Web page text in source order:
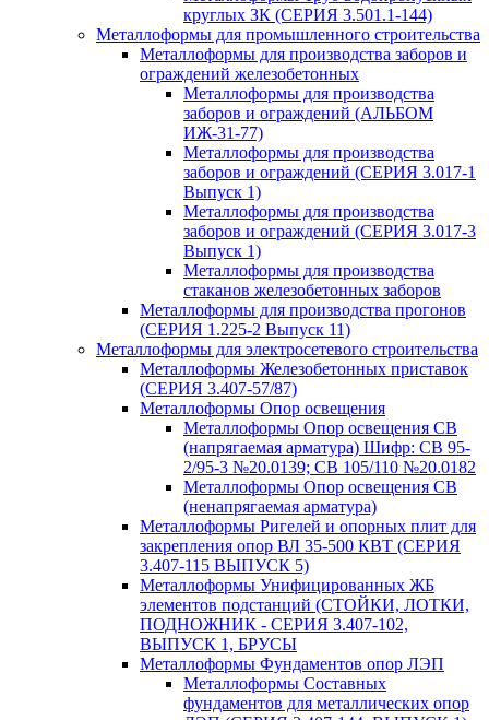
круглых ЗК (СЕРИЯ 3.501.1-144)
Металлоформы для промышленного строительства
Металлоформы для производства заборов и
ограждений железобетонных
Металлоформы для производства
заборов и ограждений (АЛЬБОМ
ИЖ-31-77)
Металлоформы для производства
заборов и ограждений (СЕРИЯ 3.017-1
Выпуск 1)
Металлоформы для производства
заборов и ограждений (СЕРИЯ 3.017-3
Выпуск 1)
Металлоформы для производства
стаканов железобетонных заборов
Металлоформы для производства прогонов
(СЕРИЯ 1.225-2 Выпуск 11)
Металлоформы для электросетевого строительства
Металлоформы Железобетонных приставок
(СЕРИЯ 3.407-57/87)
Металлоформы Опор освещения
Металлоформы Опор освещения СВ
(напрягаемая арматура) Шифр: СВ 95-
2/95-3 №20.0139; СВ 105/110 №20.0182
Металлоформы Опор освещения СВ
(ненапрягаемая арматура)
Металлоформы Ригелей и опорных плит для
закрепления опор ВЛ 35-500 КВТ (СЕРИЯ
3.407-115 ВЫПУСК 5)
Металлоформы Унифицированных ЖБ
элементов подстанций (СТОЙКИ, ЛОТКИ,
ПОДНОЖНИК - СЕРИЯ 3.407-102,
ВЫПУСК 1, БРУСЫ
Металлоформы Фундаментов опор ЛЭП
Металлоформы Составных
фундаментов для металлических опор